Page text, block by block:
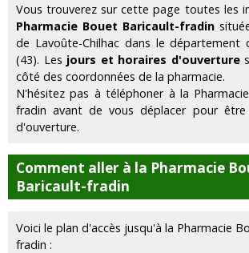
Vous trouverez sur cette page toutes les
Pharmacie Bouet Baricault-fradin
de Lavoûte-Chilhac dans le département
(43). Les jours et horaires d'ouverture
côté des coordonnées de la pharmacie.
N'hésitez pas à téléphoner à la
fradin avant de vous déplacer pour être
d'ouverture.
Comment aller à la Pharmacie
Baricault-fradin
Voici le plan d'accès jusqu'à la Pharmacie
fradin :